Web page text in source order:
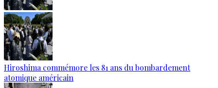
Hiroshima commémore les 81 ans du bombardement
atomique américain